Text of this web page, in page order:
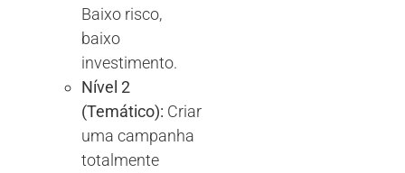
Baixo risco,
baixo
investimento.
Nível 2
(Temático): Criar
uma campanha
totalmente